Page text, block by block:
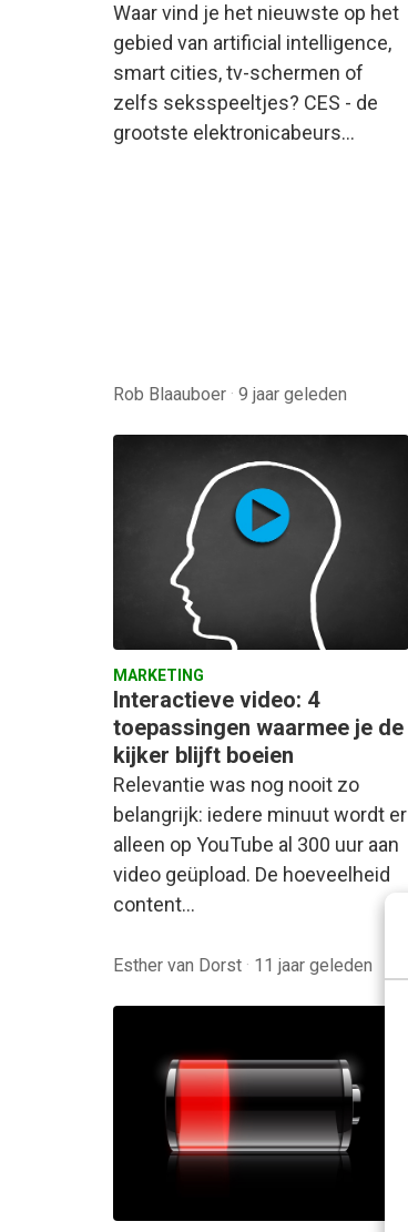
Waar vind je het nieuwste op het
gebied van artificial intelligence,
smart cities, tv-schermen of
zelfs seksspeeltjes? CES - de
grootste elektronicabeurs…
Rob Blaauboer · 9 jaar geleden
MARKETING
Interactieve video: 4
toepassingen waarmee je de
kijker blijft boeien
Relevantie was nog nooit zo
belangrijk: iedere minuut wordt er
alleen op YouTube al 300 uur aan
video geüpload. De hoeveelheid
content…
Esther van Dorst · 11 jaar geleden